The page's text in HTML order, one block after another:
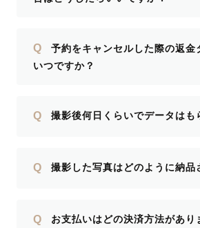
Q
予約をキャンセルした際の返金
いつですか？
Q 撮影後何日くらいでデータはも
Q 撮影した写真はどのように納品
Q お支払いはどの決済方法があり